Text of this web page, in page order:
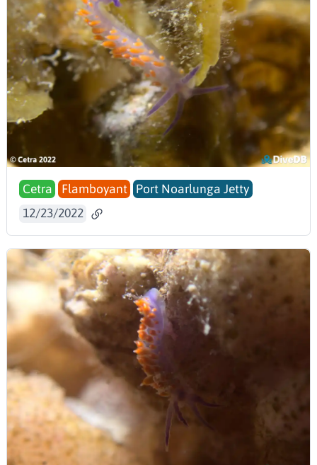
Cetra Flamboyant
Port Noarlunga Jetty
12/23/2022